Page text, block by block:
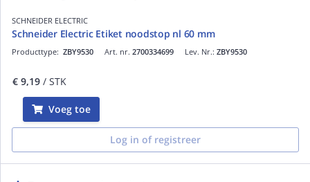
SCHNEIDER ELECTRIC
Schneider Electric Etiket noodstop nl 60 mm
Art. nr. 2700334699
Producttype: ZBY9530 Lev. Nr.: ZBY9530
€ 9,19 / STK
Voeg toe
Log in of registreer